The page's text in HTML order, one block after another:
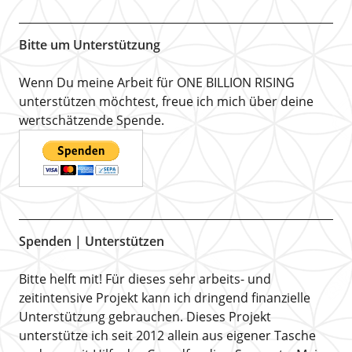
Bitte um Unterstützung
Wenn Du meine Arbeit für ONE BILLION RISING
unterstützen möchtest, freue ich mich über deine
wertschätzende Spende.
Spenden | Unterstützen
Bitte helft mit! Für dieses sehr arbeits- und
zeitintensive Projekt kann ich dringend finanzielle
Unterstützung gebrauchen. Dieses Projekt
unterstütze ich seit 2012 allein aus eigener Tasche